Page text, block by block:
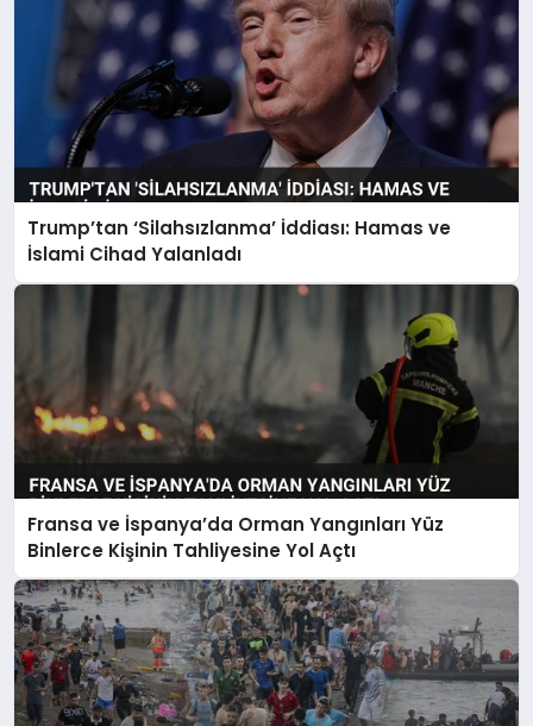
Trump’tan ‘Silahsızlanma’ İddiası: Hamas ve
İslami Cihad Yalanladı
Fransa ve İspanya’da Orman Yangınları Yüz
Binlerce Kişinin Tahliyesine Yol Açtı